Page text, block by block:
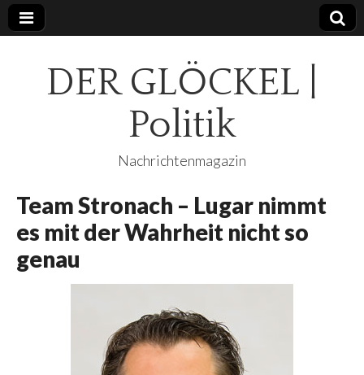
DER GLÖCKEL |
Politik
Nachrichtenmagazin
Team Stronach – Lugar nimmt
es mit der Wahrheit nicht so
genau